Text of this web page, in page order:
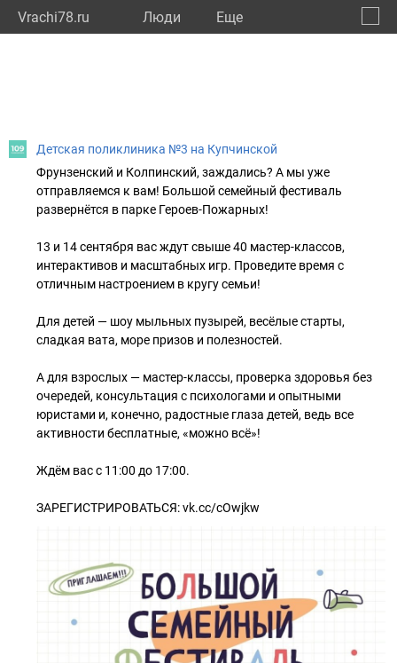
Vrachi78.ru Люди Eще
Детская поликлиника №3 на Купчинской
Фрунзенский и Колпинский, заждались? А мы уже
отправляемся к вам! Большой семейный фестиваль
развернётся в парке Героев-Пожарных!
13 и 14 сентября вас ждут свыше 40 мастер-классов,
интерактивов и масштабных игр. Проведите время с
отличным настроением в кругу семьи!
Для детей — шоу мыльных пузырей, весёлые старты,
сладкая вата, море призов и полезностей.
А для взрослых — мастер-классы, проверка здоровья без
очередей, консультация с психологами и опытными
юристами и, конечно, радостные глаза детей, ведь все
активности бесплатные, «можно всё»!
Ждём вас с 11:00 до 17:00.
ЗАРЕГИСТРИРОВАТЬСЯ: vk.cc/cOwjkw